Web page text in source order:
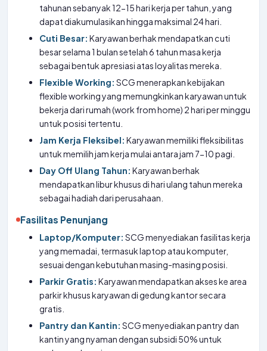
tahunan sebanyak 12-15 hari kerja per tahun, yang
dapat diakumulasikan hingga maksimal 24 hari.
Cuti Besar: Karyawan berhak mendapatkan cuti
besar selama 1 bulan setelah 6 tahun masa kerja
sebagai bentuk apresiasi atas loyalitas mereka.
Flexible Working: SCG menerapkan kebijakan
flexible working yang memungkinkan karyawan untuk
bekerja dari rumah (work from home) 2 hari per minggu
untuk posisi tertentu.
Jam Kerja Fleksibel: Karyawan memiliki fleksibilitas
untuk memilih jam kerja mulai antara jam 7-10 pagi.
Day Off Ulang Tahun: Karyawan berhak
mendapatkan libur khusus di hari ulang tahun mereka
sebagai hadiah dari perusahaan.
Fasilitas Penunjang
Laptop/Komputer: SCG menyediakan fasilitas kerja
yang memadai, termasuk laptop atau komputer,
sesuai dengan kebutuhan masing-masing posisi.
Parkir Gratis: Karyawan mendapatkan akses ke area
parkir khusus karyawan di gedung kantor secara
gratis.
Pantry dan Kantin: SCG menyediakan pantry dan
kantin yang nyaman dengan subsidi 50% untuk